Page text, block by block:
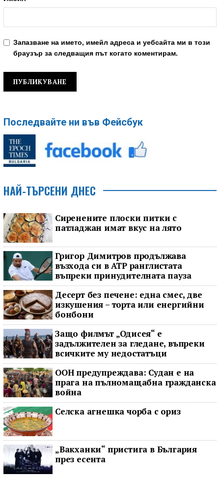
Запазване на името, имейл адреса и уебсайта ми в този
браузър за следващия път когато коментирам.
Последвайте ни във Фейсбук
НАЙ-ТЪРСЕНИ ДНЕС
Сиренените плоски питки с
патладжан имат вкус на лято
Григор Димитров продължава
възхода си в ATP ранглистата
въпреки принудителната пауза
Десерт без печене: една смес, две
изкушения – торта или енергийни
бонбони
Защо филмът „Одисея“ е
задължителен за гледане, въпреки
всичките му недостатъци
ООН предупреждава: Судан е на
прага на пълномащабна гражданска
война
Селска агнешка чорба с ориз
„Вакханки“ пристига в България
през есента